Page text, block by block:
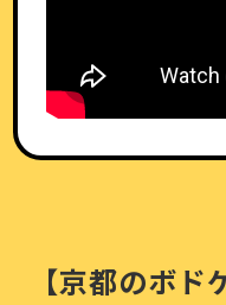
【京都のボ